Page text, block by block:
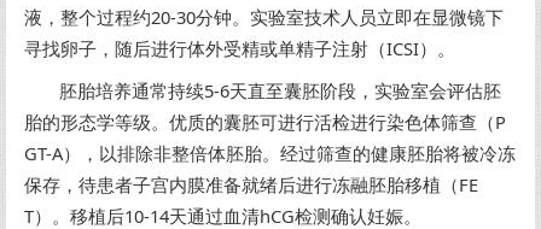
液，整个过程约20-30分钟。实验室技术人员立即在显微镜下
寻找卵子，随后进行体外受精或单精子注射（ICSI）。
胚胎培养通常持续5-6天直至囊胚阶段，实验室会评估胚
胎的形态学等级。优质的囊胚可进行活检进行染色体筛查（P
GT-A），以排除非整倍体胚胎。经过筛查的健康胚胎将被冷冻
保存，待患者子宫内膜准备就绪后进行冻融胚胎移植（FE
T）。移植后10-14天通过血清hCG检测确认妊娠。